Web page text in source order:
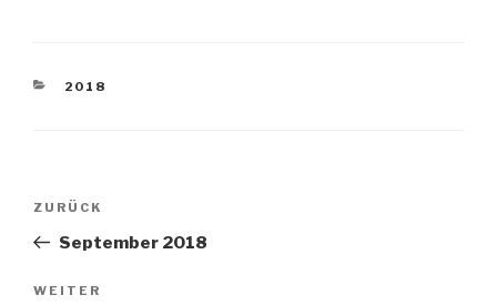
KATEGORIEN
2018
Beitragsnavigation
Vorheriger
Beitrag
ZURÜCK
September 2018
Nächster
WEITER